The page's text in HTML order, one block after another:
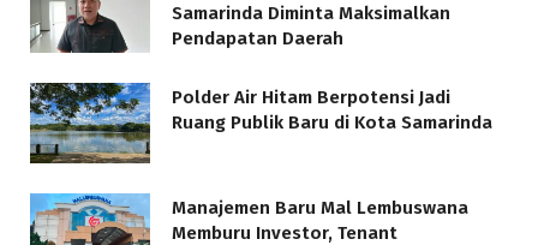
Samarinda Diminta Maksimalkan
Pendapatan Daerah
Polder Air Hitam Berpotensi Jadi
Ruang Publik Baru di Kota Samarinda
Manajemen Baru Mal Lembuswana
Memburu Investor, Tenant